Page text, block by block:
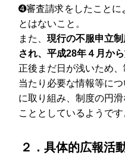
➍審査請求をしたことに
とはないこと。
また、現行の不服申立
され、平成28年４月か
正後まだ日が浅いため
当たり必要な情報等に
に取り組み、制度の円
こととしているようです
２．具体的広報活